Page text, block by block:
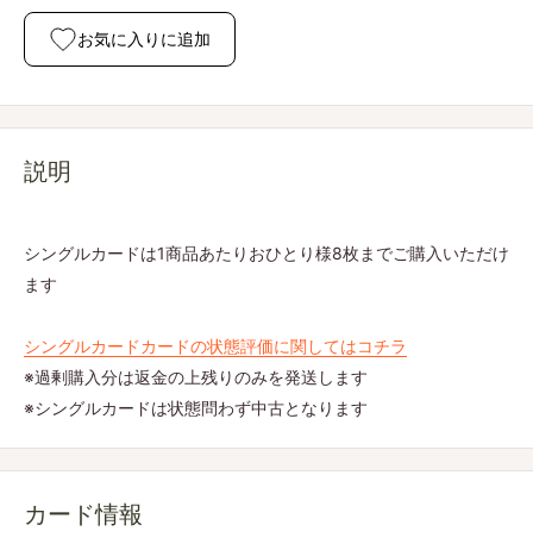
お気に入りに追加
説明
シングルカードは1商品あたりおひとり様8枚までご購入いただけ
ます
シングルカードカードの状態評価に関してはコチラ
※過剰購入分は返金の上残りのみを発送します
※シングルカードは状態問わず中古となります
カード情報